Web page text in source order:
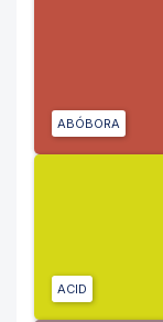
ABÓBORA
ACID